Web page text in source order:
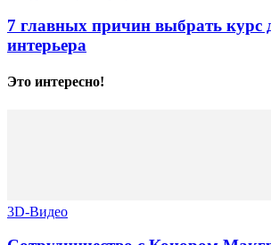
7 главных причин выбрать курс
интерьера
Это интересно!
3D-Видео